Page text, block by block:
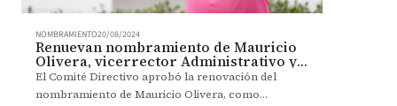
NOMBRAMIENTO20/08/2024
Renuevan nombramiento de Mauricio
Olivera, vicerrector Administrativo y
Financiero
El Comité Directivo aprobó la renovación del
nombramiento de Mauricio Olivera, como